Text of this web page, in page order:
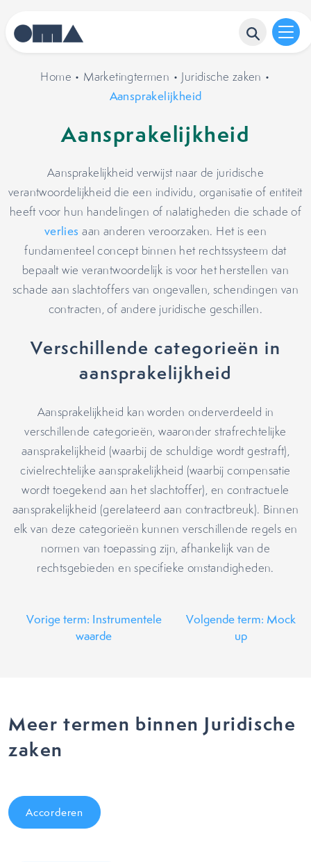
Home • Marketingtermen • Juridische zaken •
Aansprakelijkheid
Aansprakelijkheid
Aansprakelijkheid verwijst naar de juridische
verantwoordelijkheid die een individu, organisatie of entiteit
heeft voor hun handelingen of nalatigheden die schade of
verlies aan anderen veroorzaken. Het is een
fundamenteel concept binnen het rechtssysteem dat
bepaalt wie verantwoordelijk is voor het herstellen van
schade aan slachtoffers van ongevallen, schendingen van
contracten, of andere juridische geschillen.
Verschillende categorieën in
aansprakelijkheid
Aansprakelijkheid kan worden onderverdeeld in
verschillende categorieën, waaronder strafrechtelijke
aansprakelijkheid (waarbij de schuldige wordt gestraft),
civielrechtelijke aansprakelijkheid (waarbij compensatie
wordt toegekend aan het slachtoffer), en contractuele
aansprakelijkheid (gerelateerd aan contractbreuk). Binnen
elk van deze categorieën kunnen verschillende regels en
normen van toepassing zijn, afhankelijk van de
rechtsgebieden en specifieke omstandigheden.
Vorige term: Instrumentele
waarde
Volgende term: Mock
up
Meer termen binnen Juridische
zaken
Accorderen